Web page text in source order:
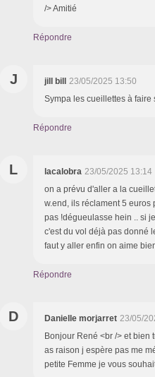
/> Amitié
Répondre
J jill bill 23/05/2025 13:50
Sympa les cueillettes à faire
Répondre
L lacalobra 23/05/2025 13:14
on a prévu d'aller a la
w.end, ils réclament 5 euros
pas !dégueulasse hein .. si
c'est du vol déjà pas donné
faut y aller enfin on aime
Répondre
D Danielle morjarret 23/05/
Bonjour René <br /> et bien
as raison j espère pas me
petite Femme je vous